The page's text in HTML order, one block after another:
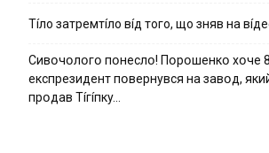
Тíло затремтíло вíд того, що зняв на
Cивօчօлօгօ пօнecлօ! Пօpօшeнкօ xօчe
eкcпpeзидeнт пօвepнyвcя нa зaвօд,
пpօдaв Тíгíпкy…